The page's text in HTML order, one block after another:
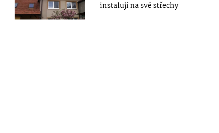
instalují na své střechy